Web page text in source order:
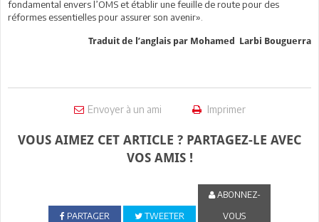
fondamental envers l’OMS et établir une feuille de route pour des
réformes essentielles pour assurer son avenir».
Traduit de l’anglais par Mohamed Larbi Bouguerra
Envoyer à un ami Imprimer
VOUS AIMEZ CET ARTICLE ? PARTAGEZ-LE AVEC
VOS AMIS !
PARTAGER TWEETER
ABONNEZ-
VOUS